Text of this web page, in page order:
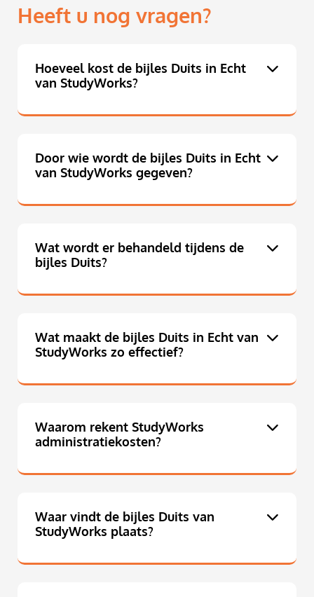
Heeft u nog vragen?
Hoeveel kost de bijles Duits in Echt
van StudyWorks?
Door wie wordt de bijles Duits in Echt
van StudyWorks gegeven?
Wat wordt er behandeld tijdens de
bijles Duits?
Wat maakt de bijles Duits in Echt van
StudyWorks zo effectief?
Waarom rekent StudyWorks
administratiekosten?
Waar vindt de bijles Duits van
StudyWorks plaats?